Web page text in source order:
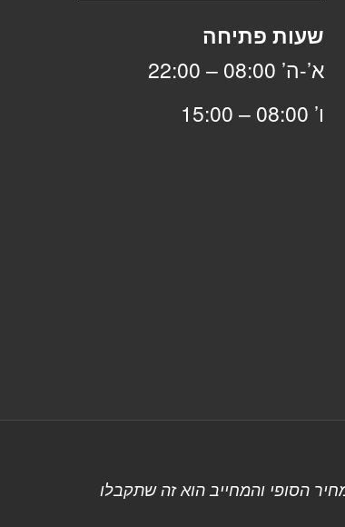
שעות פתיחה
א’-ה’ 08:00 – 22:00
ו’ 08:00 – 15:00
הסופי והמחייב הוא זה שתקבלו